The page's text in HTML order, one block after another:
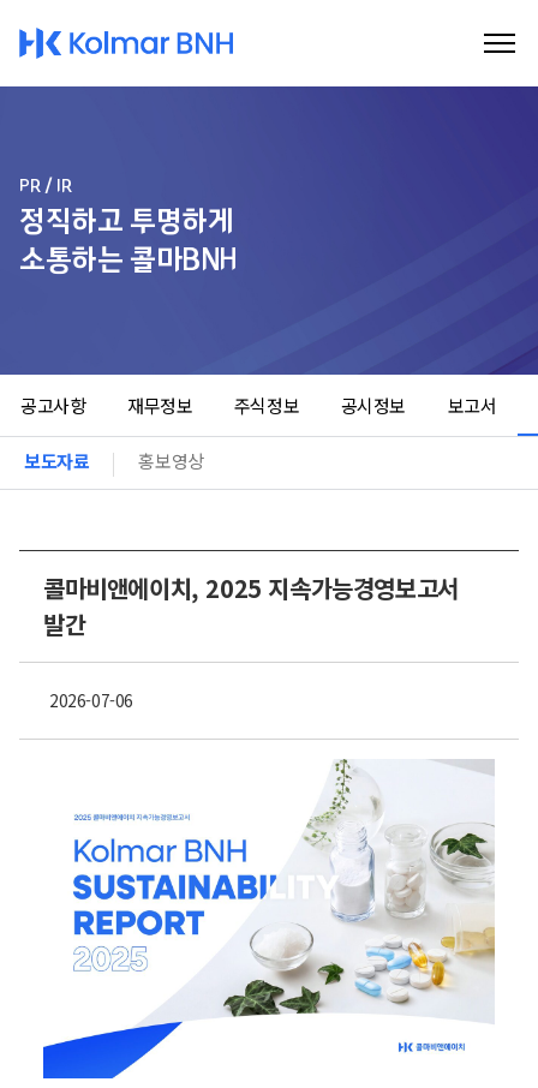
Kolmar BNH
PR / IR
정직하고 투명하게
소통하는 콜마BNH
공고사항 재무정보 주식정보 공시정보 보고서
보도자료 홍보영상
콜마비앤에이치, 2025 지속가능경영보고서
발간
2026-07-06